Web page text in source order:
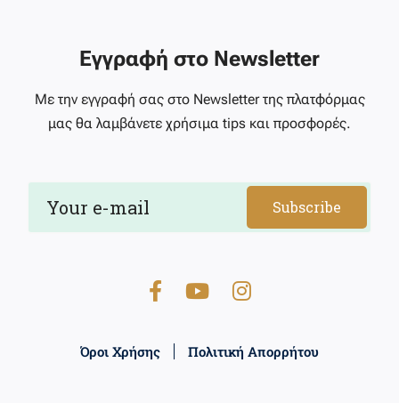
Εγγραφή στο Newsletter
Με την εγγραφή σας στο Newsletter της πλατφόρμας
μας θα λαμβάνετε χρήσιμα tips και προσφορές.
Subscribe
Όροι Χρήσης Πολιτική Απορρήτου